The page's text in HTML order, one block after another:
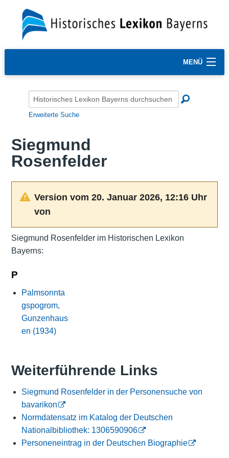
MENÜ
Erweiterte Suche
Siegmund
Rosenfelder
Version vom 20. Januar 2026, 12:16 Uhr
von
Siegmund Rosenfelder im Historischen Lexikon
Bayerns:
P
Palmsonnta
gspogrom,
Gunzenhaus
en (1934)
Weiterführende Links
Siegmund Rosenfelder in der Personensuche von
bavarikon
Normdatensatz im Katalog der Deutschen
Nationalbibliothek: 1306590906
Personeneintrag in der Deutschen Biographie